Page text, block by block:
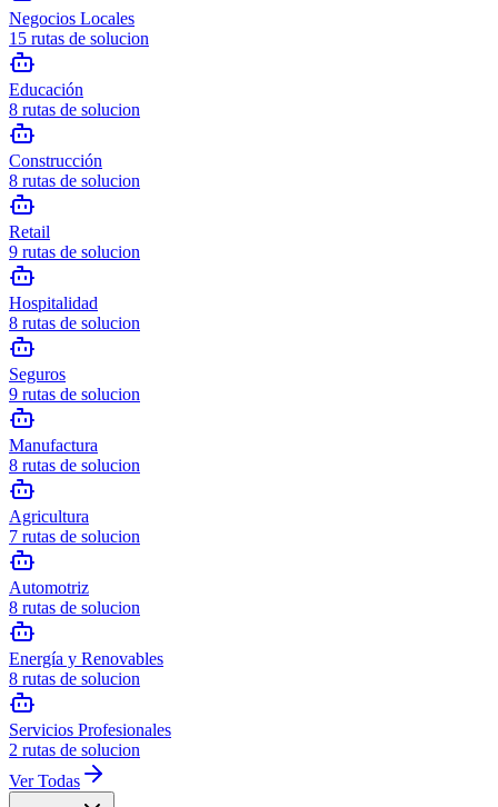
Negocios Locales
15 rutas de solucion
Educación
8 rutas de solucion
Construcción
8 rutas de solucion
Retail
9 rutas de solucion
Hospitalidad
8 rutas de solucion
Seguros
9 rutas de solucion
Manufactura
8 rutas de solucion
Agricultura
7 rutas de solucion
Automotriz
8 rutas de solucion
Energía y Renovables
8 rutas de solucion
Servicios Profesionales
2 rutas de solucion
Ver Todas